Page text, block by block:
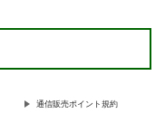
通信販売ポイント規約